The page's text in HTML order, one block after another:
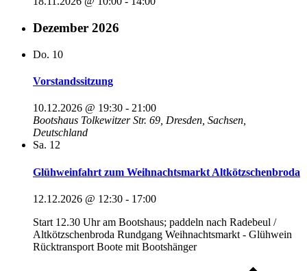
Dezember 2026
Do. 10
Vorstandssitzung
10.12.2026 @ 19:30 - 21:00
Bootshaus Tolkewitzer Str. 69, Dresden, Sachsen,
Deutschland
Sa. 12
Glühweinfahrt zum Weihnachtsmarkt Altkötzschenbroda
12.12.2026 @ 12:30 - 17:00
Start 12.30 Uhr am Bootshaus; paddeln nach Radebeul /
Altkötzschenbroda Rundgang Weihnachtsmarkt - Glühwein
Rücktransport Boote mit Bootshänger